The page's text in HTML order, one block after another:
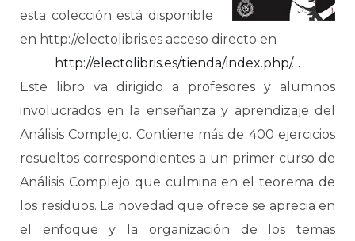
esta colección está disponible
en http://electolibris.es acceso directo en
http://electolibris.es/tienda/index.php/…
Este libro va dirigido a profesores y alumnos
involucrados en la enseñanza y aprendizaje del
Análisis Complejo. Contiene más de 400 ejercicios
resueltos correspondientes a un primer curso de
Análisis Complejo que culmina en el teorema de
los residuos. La novedad que ofrece se aprecia en
el enfoque y la organización de los temas